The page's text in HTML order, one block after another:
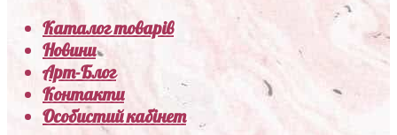
Каталог товарів
Новини
Арт-Блог
Контакти
Особистий кабінет